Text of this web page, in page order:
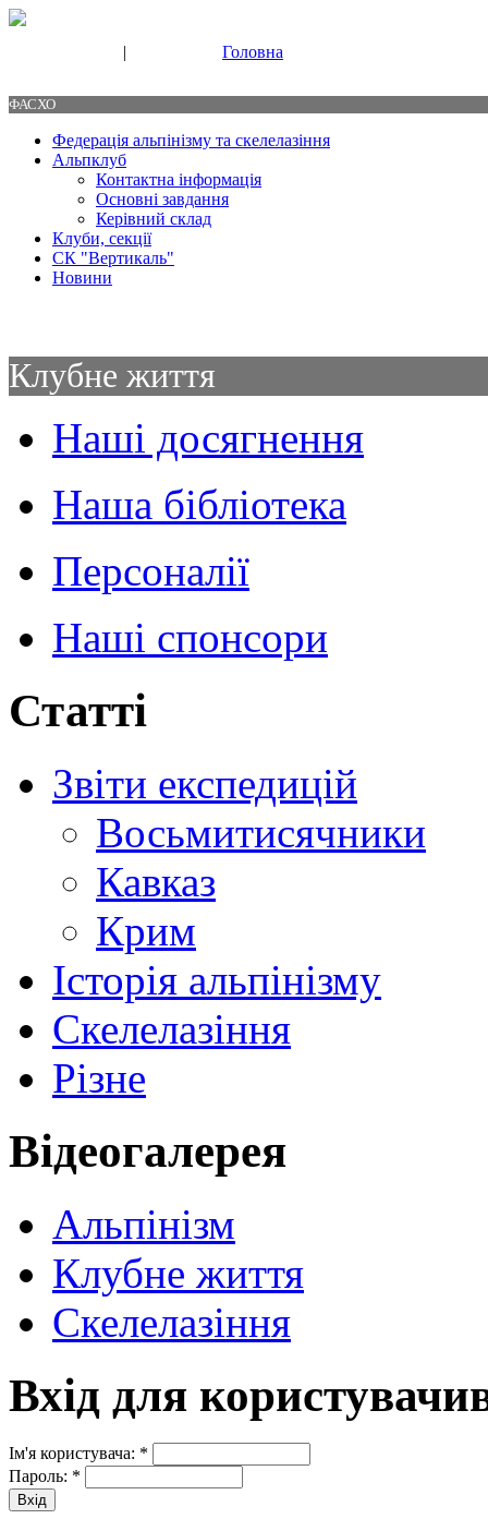
| Головна
ФАСХО
Федерація альпінізму та скелелазіння
Альпклуб
Контактна інформація
Основні завдання
Керівний склад
Клуби, секції
СК "Вертикаль"
Новини
Клубне життя
Наші досягнення
Наша бібліотека
Персоналії
Наші спонсори
Статті
Звіти експедицій
Восьмитисячники
Кавказ
Крим
Історія альпінізму
Скелелазіння
Різне
Відеогалерея
Альпінізм
Клубне життя
Скелелазіння
Вхід для
Ім'я користувача: *
Пароль: *